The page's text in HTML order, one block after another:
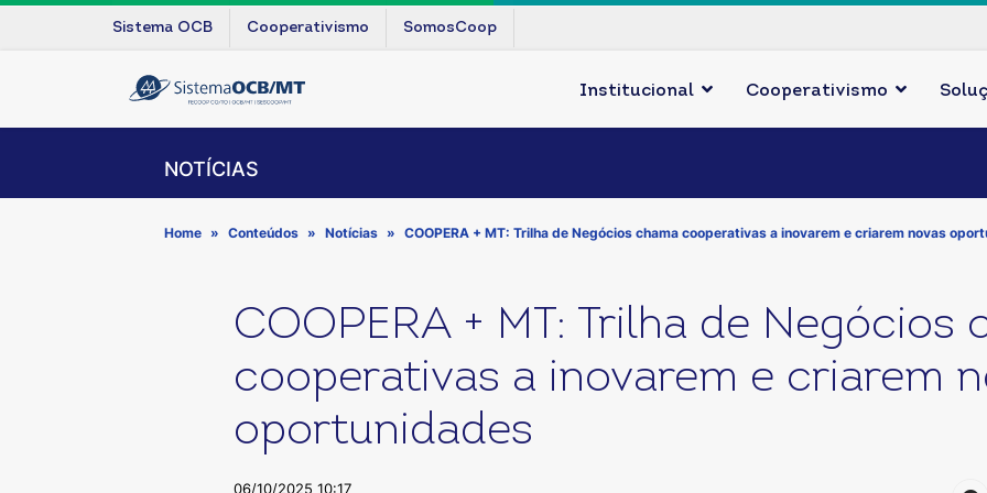
Sistema OCB Cooperativismo SomosCoop
Institucional Cooperativismo
NOTÍCIAS
Home Conteúdos Notícias COOPERA + MT: Trilha de Negócios chama cooperativas a inovarem e criarem novas
COOPERA + MT: Trilha de Negócios
cooperativas a inovarem e criarem
oportunidades
06/10/2025 10:17